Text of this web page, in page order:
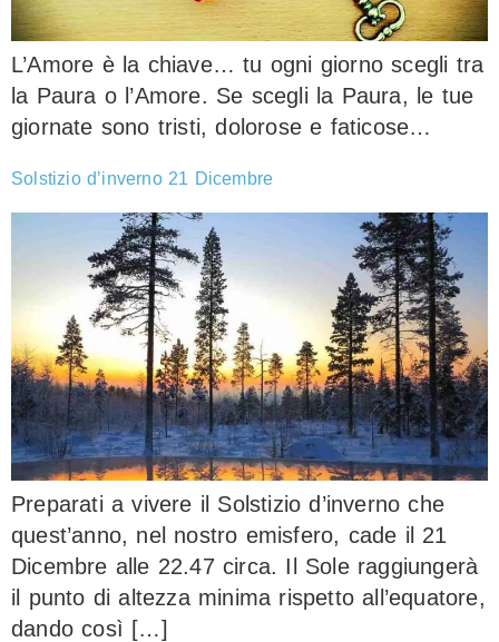
L’Amore è la chiave… tu ogni giorno scegli tra
la Paura o l’Amore. Se scegli la Paura, le tue
giornate sono tristi, dolorose e faticose…
Solstizio d’inverno 21 Dicembre
Preparati a vivere il Solstizio d’inverno che
quest’anno, nel nostro emisfero, cade il 21
Dicembre alle 22.47 circa. Il Sole raggiungerà
il punto di altezza minima rispetto all’equatore,
dando così […]